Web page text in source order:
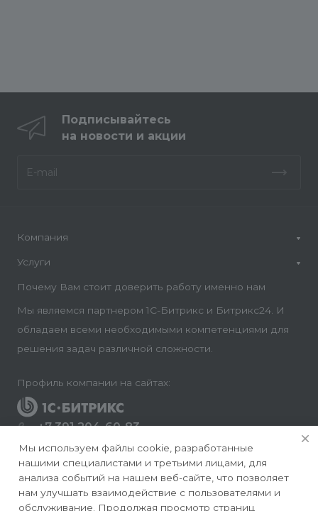
Подписывайтесь
на новости и акции
Компания
Услуги
Почему Вам стоит доверить работу именно нам
Мы являемся партнером 1С-Битрикс и Битрикс24. И
обладаем всеми необходимыми компетенциями для
решения задач различной сложности.
Профиль компании на сайтах:
+7 391 204-60-83
Заказать звонок
info@conversite.ru
г. Красноярск, ул. Ладо Кецховели 22а, офис 8-28/1
Мы используем файлы cookie, разработанные
нашими специалистами и третьими лицами, для
анализа событий на нашем веб-сайте, что позволяет
нам улучшать взаимодействие с пользователями и
обслуживание. Продолжая просмотр страниц